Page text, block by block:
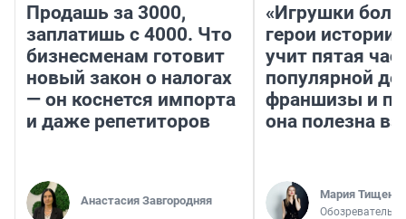
Продашь за 3000,
заплатишь с 4000. Что
бизнесменам готовит
новый закон о налогах
— он коснется импорта
и даже репетиторов
Анастасия Завгородняя
«Игрушки
герои
учит пятая
популярной
франшизы и
она полезна
Мария Тищенко
Обозреватель